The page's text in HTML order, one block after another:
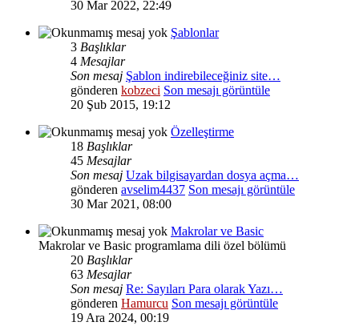
30 Mar 2022, 22:49
Şablonlar
3 Başlıklar
4 Mesajlar
Son mesaj Şablon indirebileceğiniz site…
gönderen kobzeci Son mesajı görüntüle
20 Şub 2015, 19:12
Özelleştirme
18 Başlıklar
45 Mesajlar
Son mesaj Uzak bilgisayardan dosya açma…
gönderen avselim4437 Son mesajı görüntüle
30 Mar 2021, 08:00
Makrolar ve Basic
Makrolar ve Basic programlama dili özel bölümü
20 Başlıklar
63 Mesajlar
Son mesaj Re: Sayıları Para olarak Yazı…
gönderen Hamurcu Son mesajı görüntüle
19 Ara 2024, 00:19